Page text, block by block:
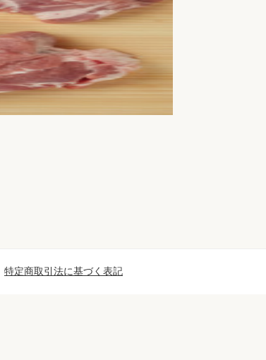
特定商取引法に基づく表記